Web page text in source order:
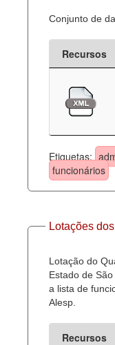
Conjunto de
Recursos
Etiquetas:
funcionários
Lotações
Lotação do
Estado de
a lista de
Alesp.
Recursos